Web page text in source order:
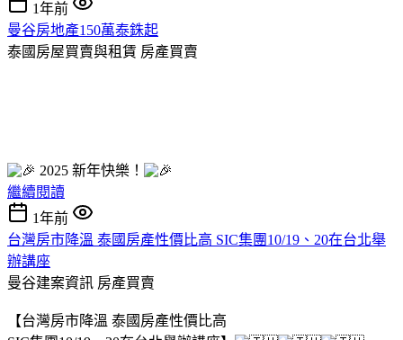
1年前
曼谷房地產150萬泰銖起
泰國房屋買賣與租賃 房產買賣
2025 新年快樂！
繼續閱讀
1年前
台灣房市降溫 泰國房產性價比高 SIC集團10/19、20在台北舉
辦講座
曼谷建案資訊 房產買賣
【台灣房市降溫 泰國房產性價比高